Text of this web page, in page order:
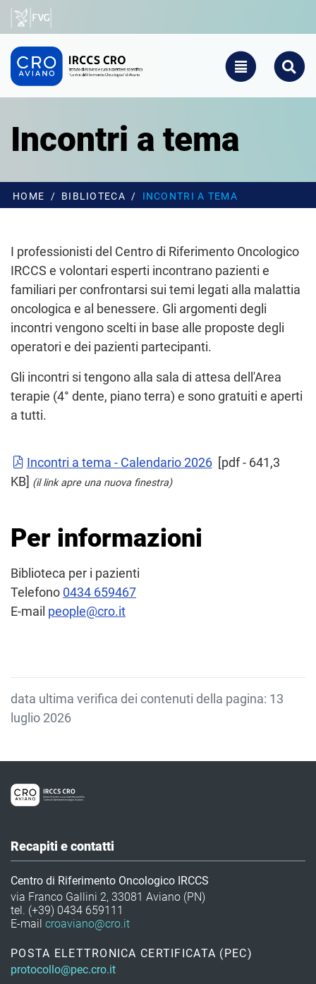
Salta al contenuto principale
CRO - Vai alla homepage
TOGGLE SEARCH
Incontri a tema
HOME BIBLIOTECA INCONTRI A TEMA
I professionisti del Centro di Riferimento Oncologico
IRCCS e volontari esperti incontrano pazienti e
familiari per confrontarsi sui temi legati alla malattia
oncologica e al benessere. Gli argomenti degli
incontri vengono scelti in base alle proposte degli
operatori e dei pazienti partecipanti.
Gli incontri si tengono alla sala di attesa dell'Area
terapie (4° dente, piano terra) e sono gratuiti e aperti
a tutti.
Incontri a tema - Calendario 2026[pdf - 641,3
KB] (il link apre una nuova finestra)
Per informazioni
Biblioteca per i pazienti
Telefono 0434 659467
E-mail people@cro.it
data ultima verifica dei contenuti della pagina: 13
luglio 2026
Recapiti e contatti
Centro di Riferimento Oncologico IRCCS
via Franco Gallini 2, 33081 Aviano (PN)
tel. (+39) 0434 659111
E-mail croaviano@cro.it
POSTA ELETTRONICA CERTIFICATA (PEC)
protocollo@pec.cro.it